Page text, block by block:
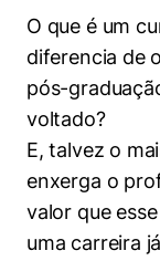
Todas as
Engenharia de
Engenharia de
Prêmio Duda
Como funciona
Resolução
Oportunidade
Trabalhe conosco
Sala de Imprensa
Biblioteca Telles
Repositório
Pesquisa na
Seminários
Comitê de Ética
Notícias
Youtube
Instagram
Direito
Busca por docentes
Áreas de
Prêmios de
Ensino e
Atendimento
Visite o Insper
Canal de Ética
Ouvidoria
Portal da
O que é um
diferencia de
pós-
voltado?
E, talvez o
enxerga o
valor que
uma carreira